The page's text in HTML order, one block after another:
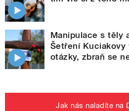
Manipulace s těly
Šetření Kuciakovy
otázky, zbraň se
Jak nás naladíte na